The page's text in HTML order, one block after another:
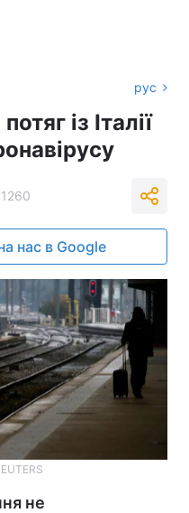
рус
із Італії
1260
нас в Google
не